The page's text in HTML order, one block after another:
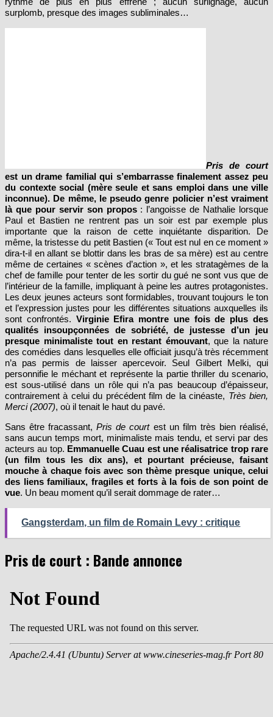
surplomb, presque des images subliminales…
Pris de court
est un drame familial qui s’embarrasse finalement assez peu
du contexte social (mère seule et sans emploi dans une ville
inconnue). De même, le pseudo genre policier n’est vraiment
là que pour servir son propos : l’angoisse de Nathalie lorsque
Paul et Bastien ne rentrent pas un soir est par exemple plus
importante que la raison de cette inquiétante disparition. De
même, la tristesse du petit Bastien (« Tout est nul en ce moment »
dira-t-il en allant se blottir dans les bras de sa mère) est au centre
même de certaines « scènes d’action », et les stratagèmes de la
chef de famille pour tenter de les sortir du gué ne sont vus que de
l’intérieur de la famille, impliquant à peine les autres protagonistes.
Les deux jeunes acteurs sont formidables, trouvant toujours le ton
et l’expression justes pour les différentes situations auxquelles ils
sont confrontés. Virginie Efira montre une fois de plus des
qualités insoupçonnées de sobriété, de justesse d’un jeu
presque minimaliste tout en restant émouvant, que la nature
des comédies dans lesquelles elle officiait jusqu’à très récemment
n’a pas permis de laisser apercevoir. Seul Gilbert Melki, qui
personnifie le méchant et représente la partie thriller du scenario,
est sous-utilisé dans un rôle qui n’a pas beaucoup d’épaisseur,
contrairement à celui du précédent film de la cinéaste, Très bien,
Merci (2007), où il tenait le haut du pavé.
Sans être fracassant,Pris de courtest un film très bien réalisé,
sans aucun temps mort, minimaliste mais tendu, et servi par des
acteurs au top. Emmanuelle Cuau est une réalisatrice trop rare
(un film tous les dix ans), et pourtant précieuse, faisant
mouche à chaque fois avec son thème presque unique, celui
des liens familiaux, fragiles et forts à la fois de son point de
vue. Un beau moment qu’il serait dommage de rater…
Gangsterdam, un film de Romain Levy : critique
Pris de court : Bande annonce